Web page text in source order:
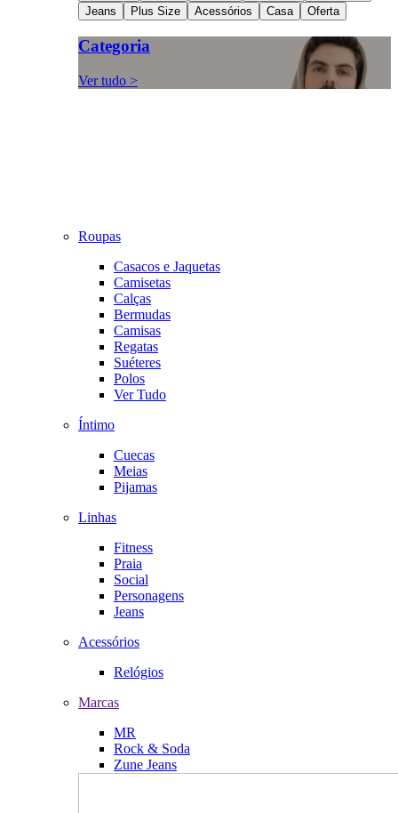
Jeans
Plus Size Acessórios Casa Oferta
Categoria
Ver tudo >
Roupas
Casacos e Jaquetas
Camisetas
Calças
Bermudas
Camisas
Regatas
Suéteres
Polos
Ver Tudo
Íntimo
Cuecas
Meias
Pijamas
Linhas
Fitness
Praia
Social
Personagens
Jeans
Acessórios
Relógios
Marcas
MR
Rock & Soda
Zune Jeans